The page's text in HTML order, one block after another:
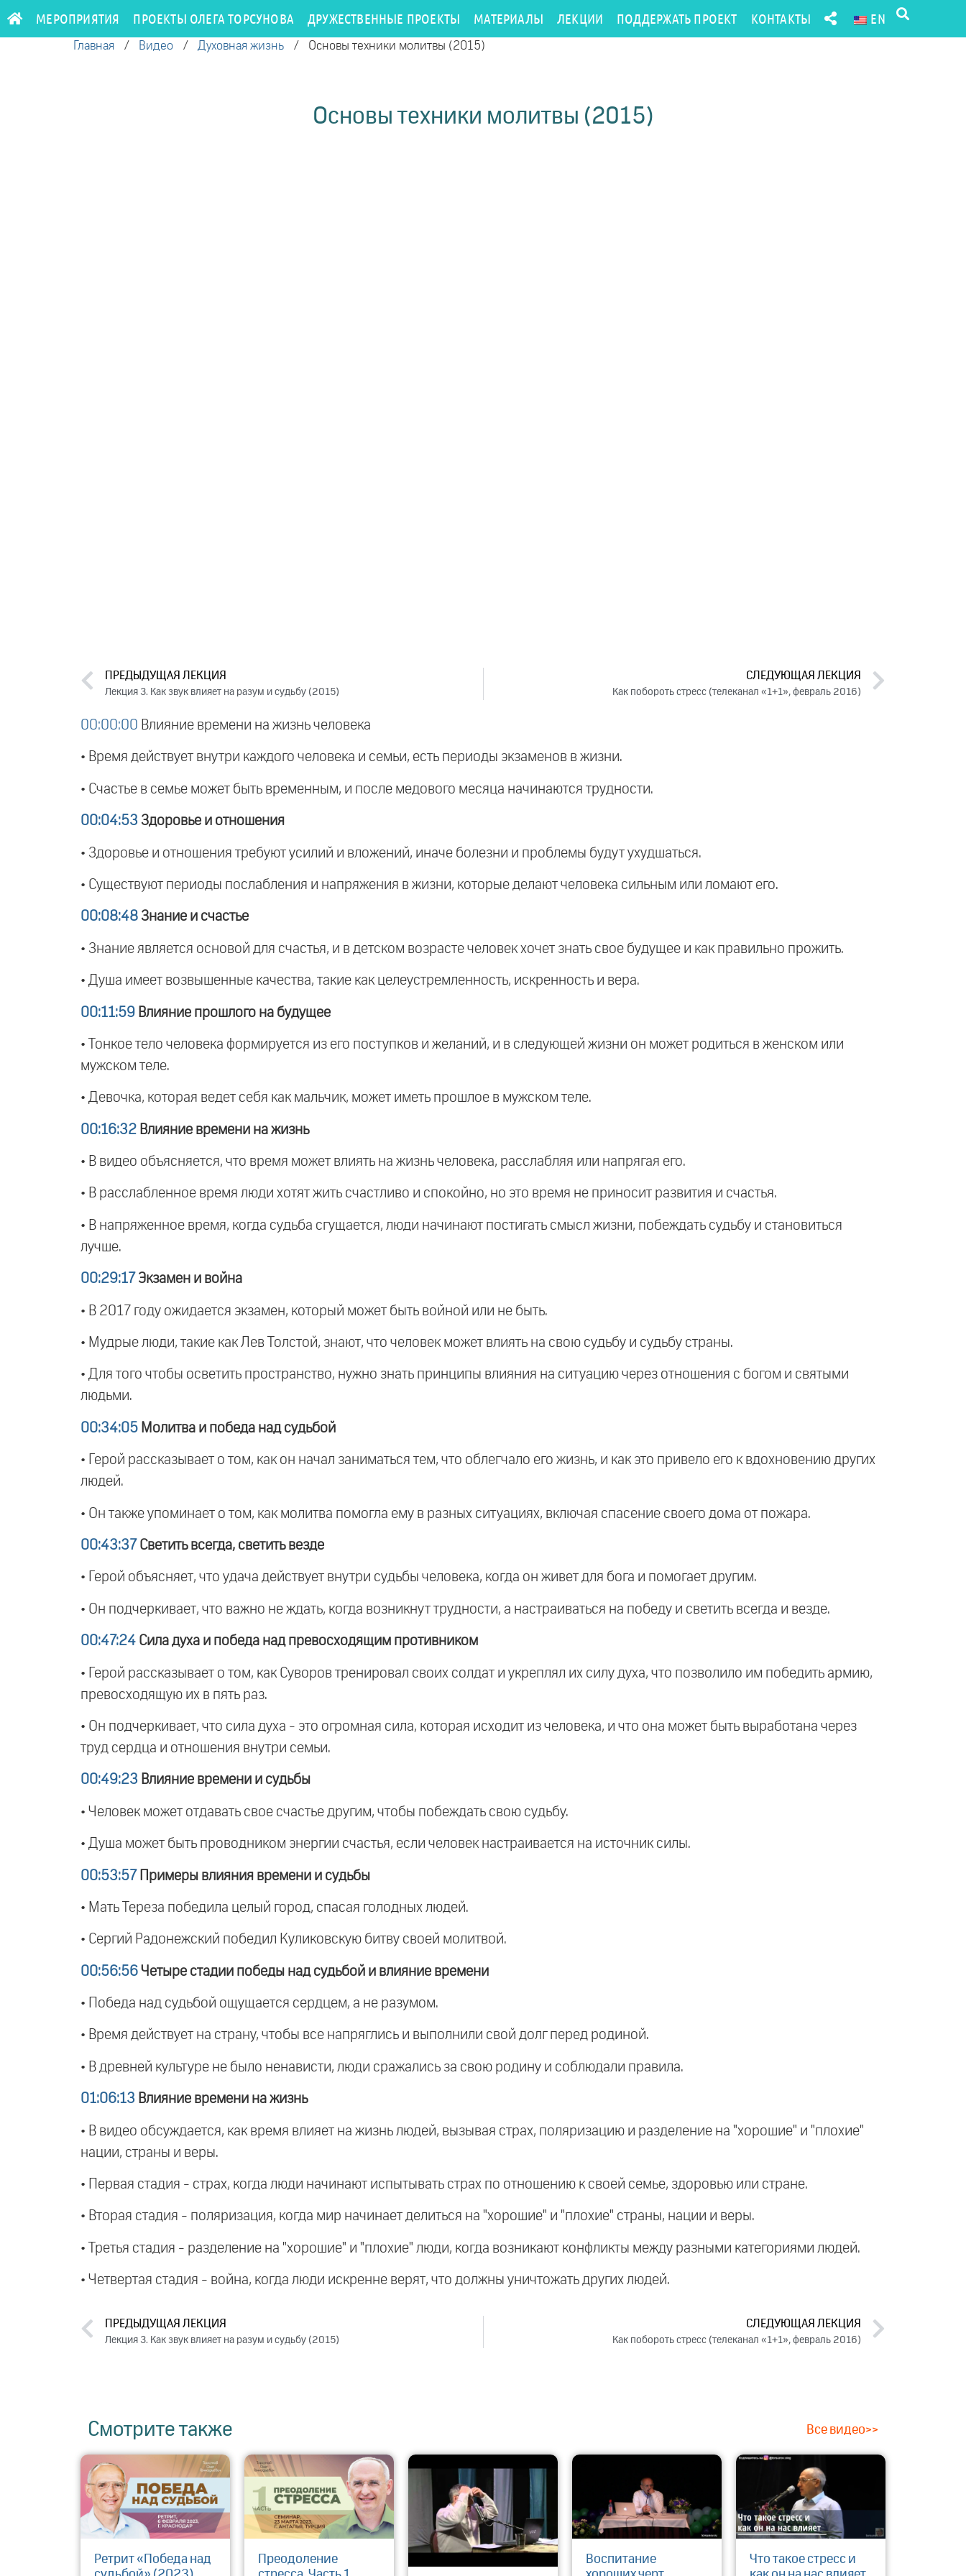
МЕРОПРИЯТИЯ ПРОЕКТЫ ОЛЕГА ТОРСУНОВА ДРУЖЕСТВЕННЫЕ ПРОЕКТЫ МАТЕРИАЛЫ ЛЕКЦИИ ПОДДЕРЖАТЬ ПРОЕКТ КОНТАКТЫ EN
Главная / Видео / Духовная жизнь / Основы техники молитвы (2015)
Основы техники молитвы (2015)
ПРЕДЫДУЩАЯ ЛЕКЦИЯ
Лекция 3. Как звук влияет на разум и судьбу (2015)
СЛЕДУЮЩАЯ ЛЕКЦИЯ
Как побороть стресс (телеканал «1+1», февраль 2016)
00:00:00 Влияние времени на жизнь человека
• Время действует внутри каждого человека и семьи, есть периоды экзаменов в жизни.
• Счастье в семье может быть временным, и после медового месяца начинаются трудности.
00:04:53 Здоровье и отношения
• Здоровье и отношения требуют усилий и вложений, иначе болезни и проблемы будут ухудшаться.
• Существуют периоды послабления и напряжения в жизни, которые делают человека сильным или ломают его.
00:08:48 Знание и счастье
• Знание является основой для счастья, и в детском возрасте человек хочет знать свое будущее и как правильно прожить.
• Душа имеет возвышенные качества, такие как целеустремленность, искренность и вера.
00:11:59 Влияние прошлого на будущее
• Тонкое тело человека формируется из его поступков и желаний, и в следующей жизни он может родиться в женском или
мужском теле.
• Девочка, которая ведет себя как мальчик, может иметь прошлое в мужском теле.
00:16:32 Влияние времени на жизнь
• В видео объясняется, что время может влиять на жизнь человека, расслабляя или напрягая его.
• В расслабленное время люди хотят жить счастливо и спокойно, но это время не приносит развития и счастья.
• В напряженное время, когда судьба сгущается, люди начинают постигать смысл жизни, побеждать судьбу и становиться
лучше.
00:29:17 Экзамен и война
• В 2017 году ожидается экзамен, который может быть войной или не быть.
• Мудрые люди, такие как Лев Толстой, знают, что человек может влиять на свою судьбу и судьбу страны.
• Для того чтобы осветить пространство, нужно знать принципы влияния на ситуацию через отношения с богом и святыми
людьми.
00:34:05 Молитва и победа над судьбой
• Герой рассказывает о том, как он начал заниматься тем, что облегчало его жизнь, и как это привело его к вдохновению других
людей.
• Он также упоминает о том, как молитва помогла ему в разных ситуациях, включая спасение своего дома от пожара.
00:43:37 Светить всегда, светить везде
• Герой объясняет, что удача действует внутри судьбы человека, когда он живет для бога и помогает другим.
• Он подчеркивает, что важно не ждать, когда возникнут трудности, а настраиваться на победу и светить всегда и везде.
00:47:24 Сила духа и победа над превосходящим противником
• Герой рассказывает о том, как Суворов тренировал своих солдат и укреплял их силу духа, что позволило им победить армию,
превосходящую их в пять раз.
• Он подчеркивает, что сила духа - это огромная сила, которая исходит из человека, и что она может быть выработана через
труд сердца и отношения внутри семьи.
00:49:23 Влияние времени и судьбы
• Человек может отдавать свое счастье другим, чтобы побеждать свою судьбу.
• Душа может быть проводником энергии счастья, если человек настраивается на источник силы.
00:53:57 Примеры влияния времени и судьбы
• Мать Тереза победила целый город, спасая голодных людей.
• Сергий Радонежский победил Куликовскую битву своей молитвой.
00:56:56 Четыре стадии победы над судьбой и влияние времени
• Победа над судьбой ощущается сердцем, а не разумом.
• Время действует на страну, чтобы все напряглись и выполнили свой долг перед родиной.
• В древней культуре не было ненависти, люди сражались за свою родину и соблюдали правила.
01:06:13 Влияние времени на жизнь
• В видео обсуждается, как время влияет на жизнь людей, вызывая страх, поляризацию и разделение на "хорошие" и "плохие"
нации, страны и веры.
• Первая стадия - страх, когда люди начинают испытывать страх по отношению к своей семье, здоровью или стране.
• Вторая стадия - поляризация, когда мир начинает делиться на "хорошие" и "плохие" страны, нации и веры.
• Третья стадия - разделение на "хорошие" и "плохие" люди, когда возникают конфликты между разными категориями людей.
• Четвертая стадия - война, когда люди искренне верят, что должны уничтожать других людей.
ПРЕДЫДУЩАЯ ЛЕКЦИЯ
Лекция 3. Как звук влияет на разум и судьбу (2015)
СЛЕДУЮЩАЯ ЛЕКЦИЯ
Как побороть стресс (телеканал «1+1», февраль 2016)
Смотрите также Все видео>>
Ретрит «Победа над
Преодоление
Воспитание
Что такое стресс и